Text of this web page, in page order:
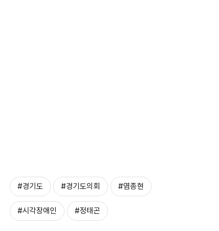
#경기도 #경기도의회 #염종현
#시각장애인 #정태곤